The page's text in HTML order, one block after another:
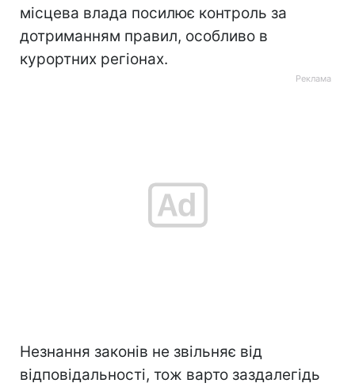
місцева влада посилює контроль за
дотриманням правил, особливо в
курортних регіонах.
Незнання законів не звільняє від
відповідальності, тож варто заздалегідь